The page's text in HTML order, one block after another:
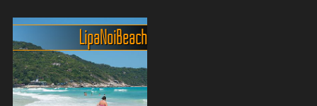
Strand
Der breite Strand, der sich
über eine Länge von etwa 4
Kilometern erstreckt,
befindet sich im nördlichen
Lipa Noi Beach